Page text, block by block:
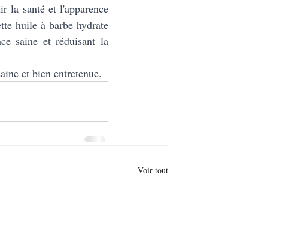
la santé et l'apparence
huile à barbe hydrate
saine et réduisant la
et bien entretenue.
Voir tout